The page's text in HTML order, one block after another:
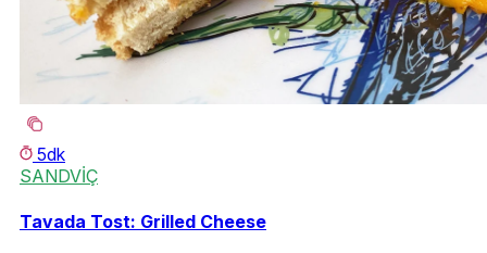
5dk
SANDVİÇ
Tavada Tost: Grilled Cheese